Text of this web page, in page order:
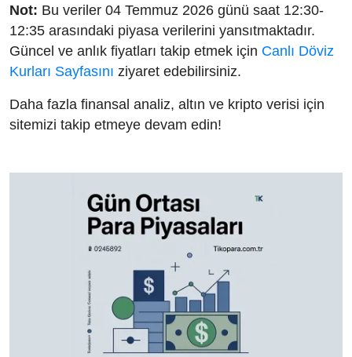
Not: Bu veriler 04 Temmuz 2026 günü saat 12:30-
12:35 arasındaki piyasa verilerini yansıtmaktadır.
Güncel ve anlık fiyatları takip etmek için Canlı Döviz
Kurları Sayfasını ziyaret edebilirsiniz.
Daha fazla finansal analiz, altın ve kripto verisi için
sitemizi takip etmeye devam edin!